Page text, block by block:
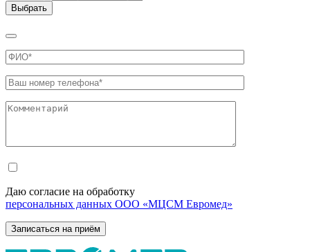
Выбрать
Даю согласие на обработку
персональных данных ООО «МЦСМ Евромед»